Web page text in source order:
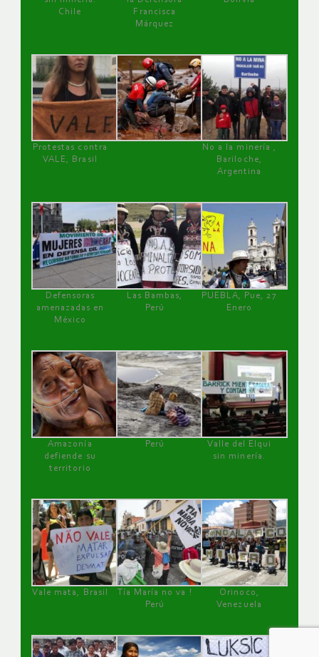
Chile
Francisca
Márquez
Protestas contra
VALE, Brasil
No a la minería ,
Bariloche,
Argentina
Defensoras
amenazadas en
México
Las Bambas,
Perú
PUEBLA, Pue, 27
Enero
Amazonía
defiende su
territorio
Perú
Valle del Elqui
sin minería.
Vale mata, Brasil
Tía María no va !
Perú
Orinoco,
Venezuela